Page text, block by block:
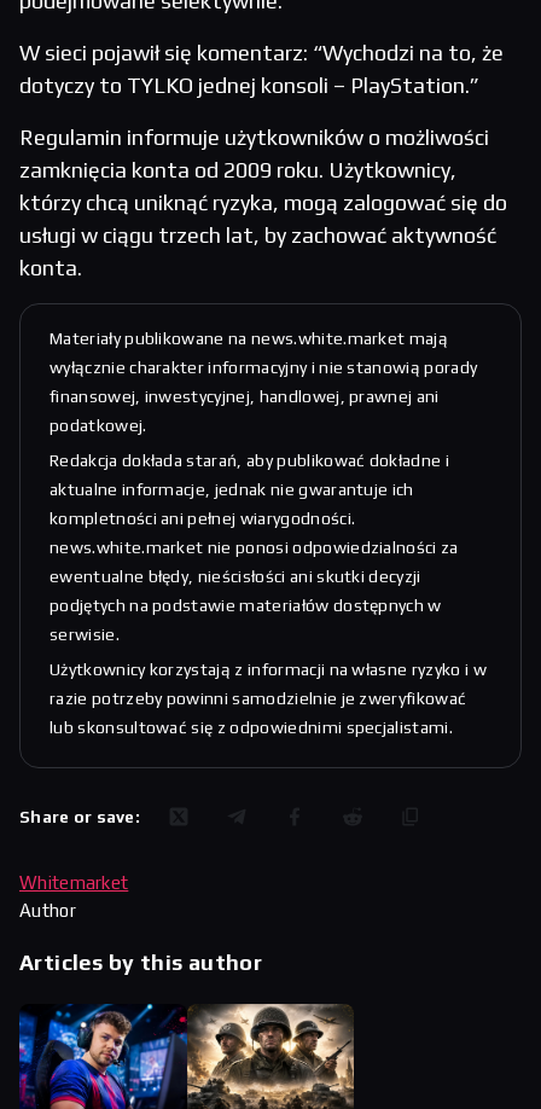
W sieci pojawił się komentarz: “Wychodzi na to, że
dotyczy to TYLKO jednej konsoli – PlayStation.”
Regulamin informuje użytkowników o możliwości
zamknięcia konta od 2009 roku. Użytkownicy,
którzy chcą uniknąć ryzyka, mogą zalogować się do
usługi w ciągu trzech lat, by zachować aktywność
konta.
Materiały publikowane na news.white.market mają
wyłącznie charakter informacyjny i nie stanowią porady
finansowej, inwestycyjnej, handlowej, prawnej ani
podatkowej.
Redakcja dokłada starań, aby publikować dokładne i
aktualne informacje, jednak nie gwarantuje ich
kompletności ani pełnej wiarygodności.
news.white.market nie ponosi odpowiedzialności za
ewentualne błędy, nieścisłości ani skutki decyzji
podjętych na podstawie materiałów dostępnych w
serwisie.
Użytkownicy korzystają z informacji na własne ryzyko i w
razie potrzeby powinni samodzielnie je zweryfikować
lub skonsultować się z odpowiednimi specjalistami.
Share or save:
Whitemarket
Author
Articles by this author